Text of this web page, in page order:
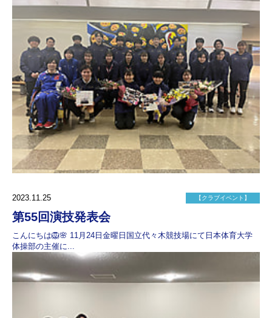
2023.11.25 【クラブイベント】
第55回演技発表会
こんにちは🦁🌸 11月24日金曜日国立代々木競技場にて日本体育大学
体操部の主催に...